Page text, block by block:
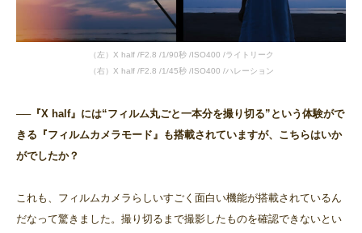
（左）X half /F2.8 /1/90秒 /ISO400 /ライトリーク
（右）X half /F2.8 /1/45秒 /ISO400 /ハレーション
──『X half』には“フィルム丸ごと一本分を撮り切る”という体験がで
きる『フィルムカメラモード』も搭載されていますが、こちらはいか
がでしたか？
これも、フィルムカメラらしいすごく面白い機能が搭載されているん
だなって驚きました。撮り切るまで撮影したものを確認できないとい